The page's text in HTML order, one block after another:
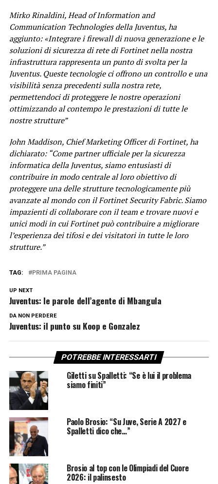
Mirko Rinaldini, Head of Information and
Communication Technologies della Juventus, ha
aggiunto: «Integrare i firewall di nuova generazione e le
soluzioni di sicurezza di rete di Fortinet nella nostra
infrastruttura rappresenta un punto di svolta per la
Juventus. Queste tecnologie ci offrono un controllo e una
visibilità senza precedenti sulla nostra rete,
permettendoci di proteggere le nostre operazioni
ottimizzando al contempo le prestazioni di tutte le
nostre strutture”
John Maddison, Chief Marketing Officer di Fortinet, ha
dichiarato: “Come partner ufficiale per la sicurezza
informatica della Juventus, siamo entusiasti di
contribuire in modo centrale al loro obiettivo di
proteggere una delle strutture tecnologicamente più
avanzate al mondo con il Fortinet Security Fabric. Siamo
impazienti di collaborare con il team e trovare nuovi e
unici modi in cui Fortinet può contribuire a migliorare
l’esperienza dei tifosi e dei visitatori in tutte le loro
strutture.”
TAG: PRIMA PAGINA
UP NEXT
Juventus: le parole dell’agente di Mbangula
DA NON PERDERE
Juventus: il punto su Koop e Gonzalez
POTREBBE INTERESSARTI
Giletti su Spalletti: “Se è lui il problema
siamo finiti”
Paolo Brosio: “Su Juve, Serie A 2027 e
Spalletti dico che…”
Brosio al top con le Olimpiadi del Cuore
2026: il palinsesto